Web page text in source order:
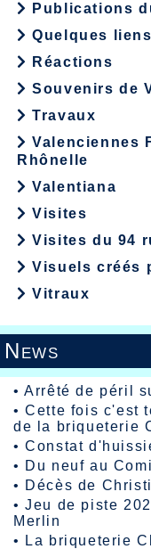
Publications
Quelques
Réactions
Souvenirs de
Travaux
Valenciennes
Rhônelle
Valentiana
Visites
Visites du 94
Visuels créés
Vitraux
News
•Arrêté de péril
•Cette fois c'est
de la briqueterie
•Constat
• Du neuf au
• Décès de
•Jeu de piste
Merlin
•
La briqueterie